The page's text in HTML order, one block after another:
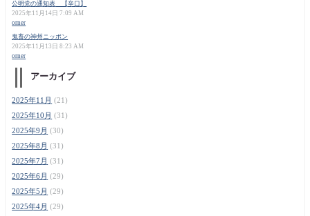
公明党の通知表 【辛口】
2025年11月14日 7:09 AM
orner
鬼畜の神州ニッポン
2025年11月13日 8:23 AM
orner
アーカイブ
2025年11月 (21)
2025年10月 (31)
2025年9月 (30)
2025年8月 (31)
2025年7月 (31)
2025年6月 (29)
2025年5月 (29)
2025年4月 (29)